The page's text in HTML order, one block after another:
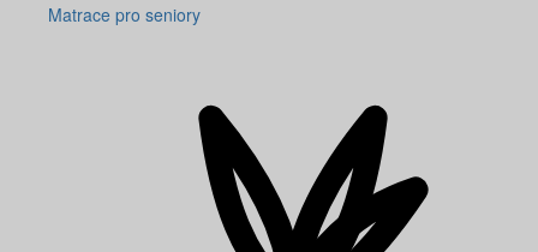
Matrace pro seniory